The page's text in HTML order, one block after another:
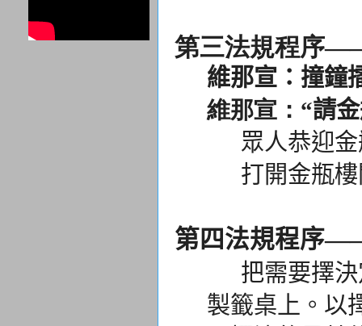
第三法規程序
維那宣：撞鐘
維那宣： “請
眾人恭迎金
打開金瓶樓
第四法規程序
把需要擇決
製籤桌上。 以